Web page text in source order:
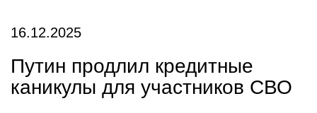
16.12.2025
Путин продлил кредитные
каникулы для участников СВО